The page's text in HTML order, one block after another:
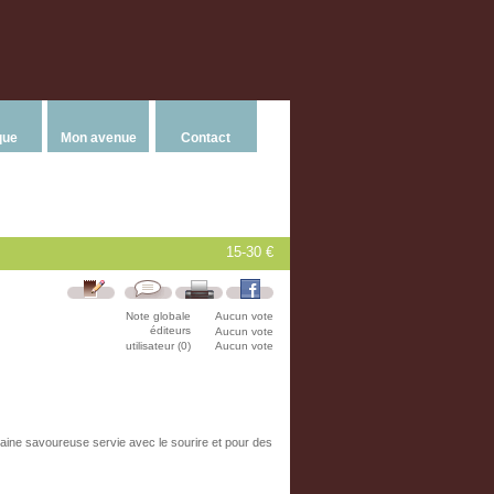
Mon avenue Contact
15-30 €
Note globale
Aucun vote
éditeurs
Aucun vote
utilisateur (0)
Aucun vote
savoureuse servie avec le sourire et pour des